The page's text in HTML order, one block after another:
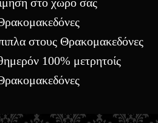
στους Θρακομακεδόνες
100% μετρητοίς